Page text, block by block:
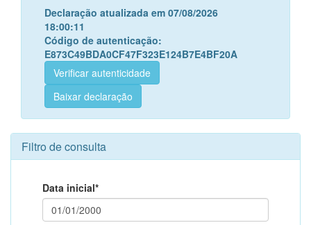
Declaração atualizada em 07/08/2026
18:00:11
Código de autenticação:
E873C49BDA0CF47F323E124B7E4BF20A
Verificar autenticidade
Baixar declaração
Filtro de consulta
Data inicial*